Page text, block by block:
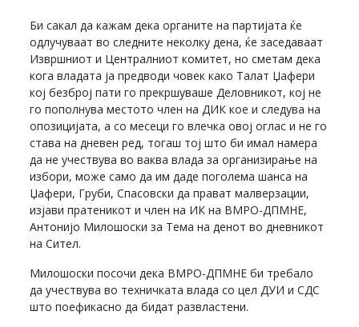
Би сакал да кажам дека органите на партијата ќе
одлучуваат во следните неколку дена, ќе заседаваат
Извршниот и Централниот комитет, но сметам дека
кога владата ја предводи човек како Талат Џафери
кој безброј пати го прекршуваше Деловникот, кој не
го пополнува местото член на ДИК кое и следува на
опозицијата, а со месеци го влечка овој оглас и не го
става на дневен ред, тогаш тој што би имал намера
да не учествува во ваква влада за организирање на
избори, може само да им даде поголема шанса на
Џафери, Груби, Спасовски да прават малверзации,
изјави пратеникот и член на ИК на ВМРО-ДПМНЕ,
Антонијо Милошоски за Тема на денот во дневникот
на Сител.
Милошоски посочи дека ВМРО-ДПМНЕ би требало
да учествува во техничката влада со цел ДУИ и СДС
што поефикасно да бидат развластени.